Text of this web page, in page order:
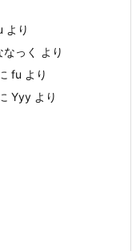
より
なっく
より
fu より
Yyy より